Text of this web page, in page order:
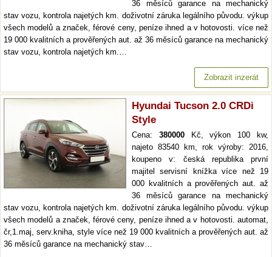
36 měsíců garance na mechanický
stav vozu, kontrola najetých km. doživotní záruka legálního původu. výkup
všech modelů a značek, férové ceny, peníze ihned a v hotovosti. více než
19 000 kvalitních a prověřených aut. až 36 měsíců garance na mechanický
stav vozu, kontrola najetých km.…
Zobrazit inzerát
Hyundai Tucson 2.0 CRDi
Style
Cena: 380000Kč, výkon 100 kw,
najeto 83540 km, rok výroby: 2016,
koupeno v: česká republika první
majitel servisní knížka více než 19
000 kvalitních a prověřených aut. až
36 měsíců garance na mechanický
stav vozu, kontrola najetých km. doživotní záruka legálního původu. výkup
všech modelů a značek, férové ceny, peníze ihned a v hotovosti. automat,
čr,1.maj, serv.kniha, style více než 19 000 kvalitních a prověřených aut. až
36 měsíců garance na mechanický stav…